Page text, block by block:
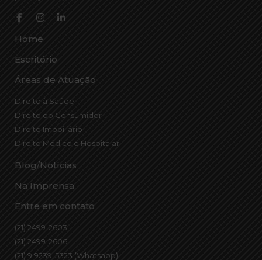
Home
Escritório
Áreas de Atuação
Direito à Saúde
Direito do Consumidor
Direito Imobiliário
Direito Médico e Hospitalar
Blog/Notícias
Na Imprensa
Entre em contato
(21) 2499-2603
(21) 2499-2606
(21) 9 9239-5323 (Whatsapp)